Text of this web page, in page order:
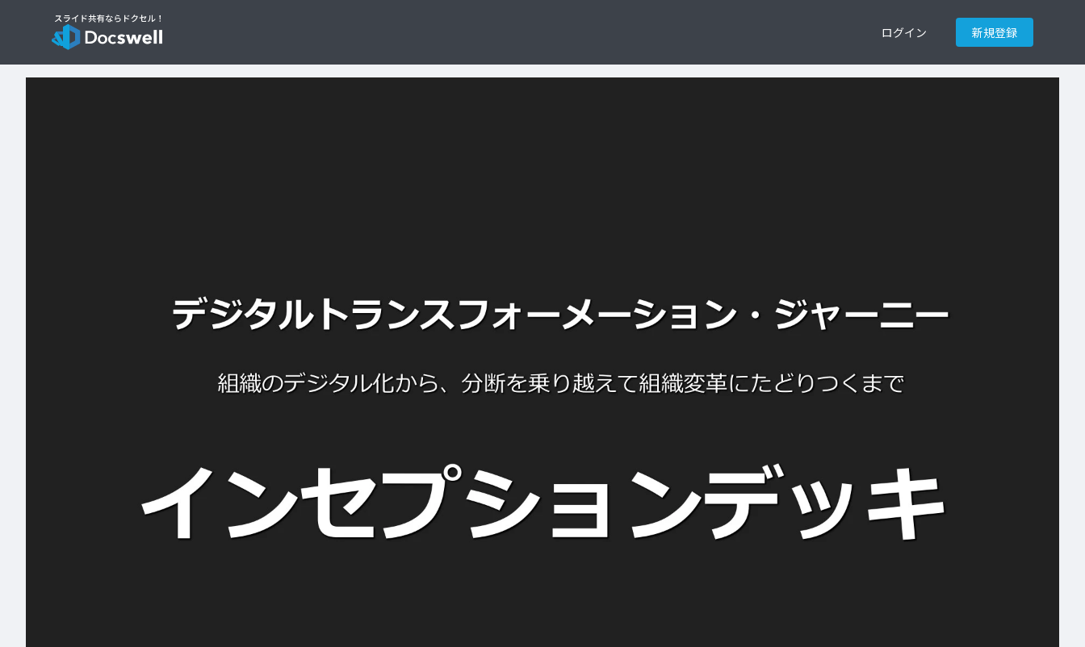
ログイン 新規登録